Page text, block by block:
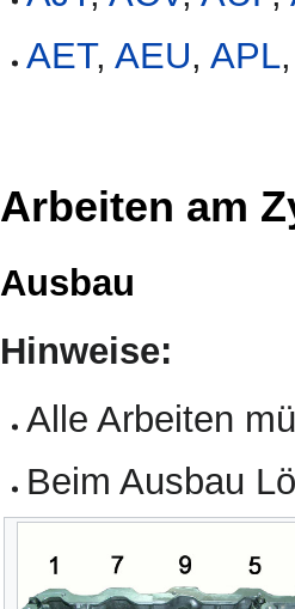
AET,AEU,APL
Arbeiten am
Ausbau
Hinweise:
Alle Arbeiten
Beim Ausbau